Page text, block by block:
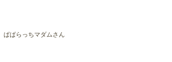
ぱぱらっちマダムさん